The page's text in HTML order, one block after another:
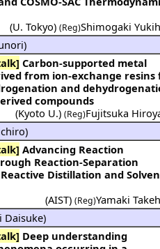
(U. Tokyo) (Reg)Shimogaki
)
Carbon-supported metal
from ion-exchange resins
and
compounds
(Kyoto U.) (Reg)Fujitsuka
)
Advancing Reaction
Reaction-Separation
Distillation and
(AIST) (Reg)Yamaki
Daisuke)